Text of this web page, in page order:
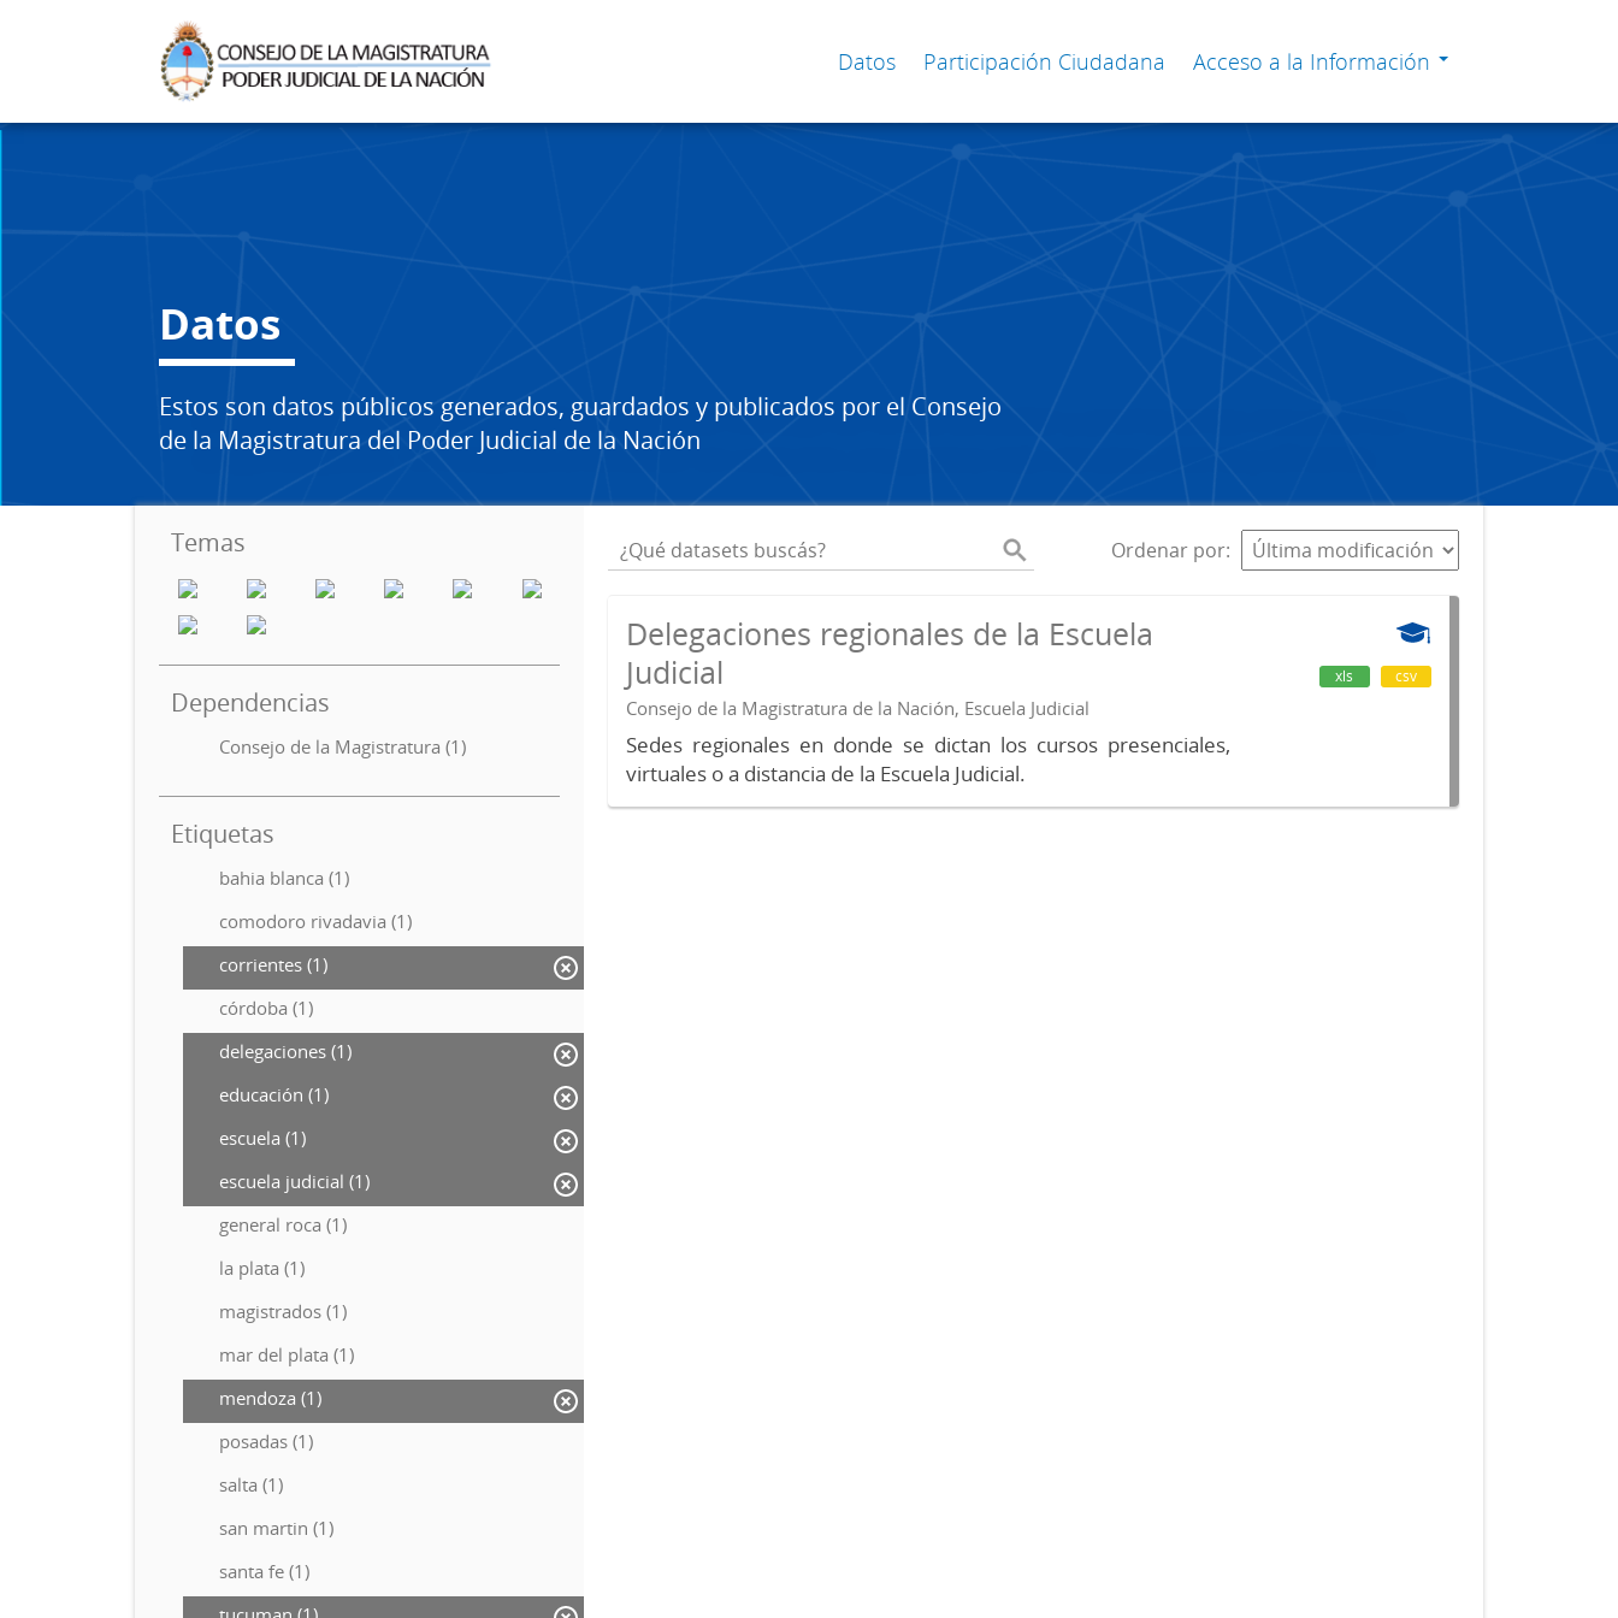
Datos Participación Ciudadana Acceso a la Información
Datos
Estos son datos públicos generados, guardados y publicados por el Consejo
de la Magistratura del Poder Judicial de la Nación
Temas
Dependencias
Consejo de la Magistratura (1)
Etiquetas
bahia blanca (1)
comodoro rivadavia (1)
corrientes (1)
córdoba (1)
delegaciones (1)
educación (1)
escuela (1)
escuela judicial (1)
general roca (1)
la plata (1)
magistrados (1)
mar del plata (1)
mendoza (1)
posadas (1)
salta (1)
san martin (1)
santa fe (1)
Ordenar por
Delegaciones regionales de la Escuela
Judicial
Consejo de la Magistratura de la Nación, Escuela Judicial
Sedes regionales en donde se dictan los cursos presenciales,
virtuales o a distancia de la Escuela Judicial.
xls csv